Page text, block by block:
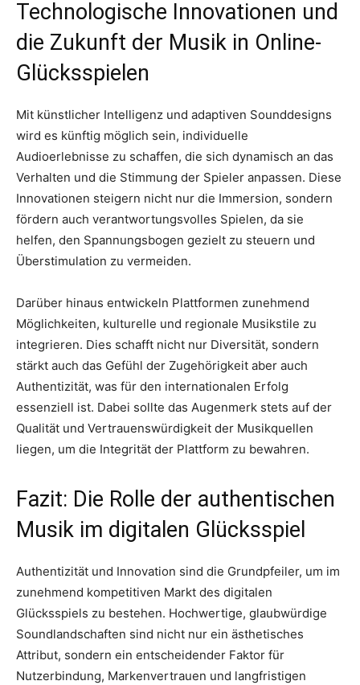
Technologische Innovationen und
die Zukunft der Musik in Online-
Glücksspielen
Mit künstlicher Intelligenz und adaptiven Sounddesigns
wird es künftig möglich sein, individuelle
Audioerlebnisse zu schaffen, die sich dynamisch an das
Verhalten und die Stimmung der Spieler anpassen. Diese
Innovationen steigern nicht nur die Immersion, sondern
fördern auch verantwortungsvolles Spielen, da sie
helfen, den Spannungsbogen gezielt zu steuern und
Überstimulation zu vermeiden.
Darüber hinaus entwickeln Plattformen zunehmend
Möglichkeiten, kulturelle und regionale Musikstile zu
integrieren. Dies schafft nicht nur Diversität, sondern
stärkt auch das Gefühl der Zugehörigkeit aber auch
Authentizität, was für den internationalen Erfolg
essenziell ist. Dabei sollte das Augenmerk stets auf der
Qualität und Vertrauenswürdigkeit der Musikquellen
liegen, um die Integrität der Plattform zu bewahren.
Fazit: Die Rolle der authentischen
Musik im digitalen Glücksspiel
Authentizität und Innovation sind die Grundpfeiler, um im
zunehmend kompetitiven Markt des digitalen
Glücksspiels zu bestehen. Hochwertige, glaubwürdige
Soundlandschaften sind nicht nur ein ästhetisches
Attribut, sondern ein entscheidender Faktor für
Nutzerbindung, Markenvertrauen und langfristigen